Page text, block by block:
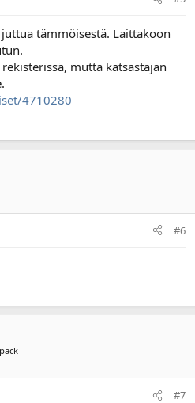
tämmöisestä. Laittakoon
mutta katsastajan
4710280
#6
#7